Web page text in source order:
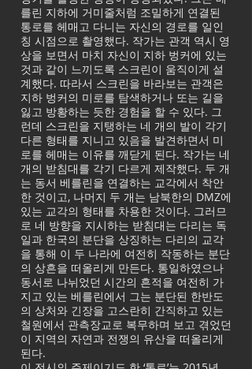
를린 지하에 거미줄처럼 조밀하게 연결된
통로를 헤매고 다니는 자신의 경로를 일인
칭 시점으로 촬영했다. 작가는 관객 역시 영
상을 보면서 마치 자신이 지하 벙커에 있는
것과 같이 느끼도록 스크린이 움직이게 설
계했다. 따라서 스크린을 바라보는 관객은
지하 벙커의 미로를 탐색하거나 또는 길을
잃고 방황하는 듯한 경험을 할 수 있다. 그
런데 스크린을 지탱하는 네 개의 발이 각기
다른 형태를 지니고 있음을 발견하면서 미
로를 헤매는 이유를 깨닫게 된다. 작가는 네
개의 받침대를 각기 다르게 제작했다. 두 개
는 동서 베를린을 연결하는 교각에서 착안
한 것이고, 나머지 두 개는 남북한의 DMZ에
있는 교각의 형태를 차용한 것이다. 그러므
로 네 방향을 지시하는 받침대는 다리는 독
일과 한국의 분단을 상징하는 다리의 교각
을 통해 이 두 나라에 여전히 작동하는 분단
의 상흔을 떠올리게 만든다. 통일하였으나
동서로 나뉘었던 시간의 흔적을 여전히 가
지고 있는 베를린에서 그는 분단된 한반도
의 상처와 긴장을 고스란히 간직하고 있는
철원에서 관측장교로 복무하며 보고 겪었던
이 지역의 자연과 전쟁의 유산을 떠올리게
된다.